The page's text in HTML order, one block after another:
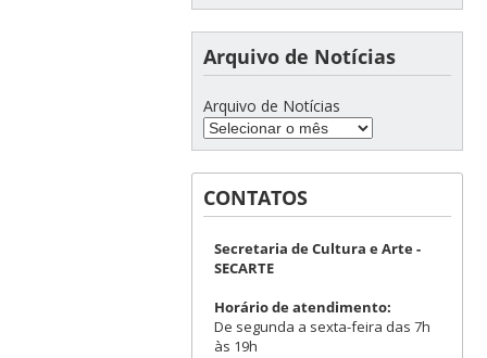
Arquivo de Notícias
Arquivo de Notícias
CONTATOS
Secretaria de Cultura e Arte -
SECARTE
Horário de atendimento:
De segunda a sexta-feira das 7h
às 19h